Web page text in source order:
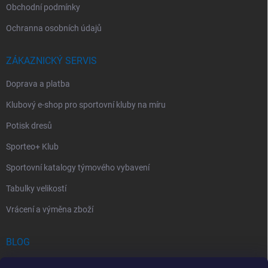
Obchodní podmínky
Ochranna osobních údajů
ZÁKAZNICKÝ SERVIS
Doprava a platba
Klubový e-shop pro sportovní kluby na míru
Potisk dresů
Sporteo+ Klub
Sportovní katalogy týmového vybavení
Tabulky velikostí
Vrácení a výměna zboží
BLOG